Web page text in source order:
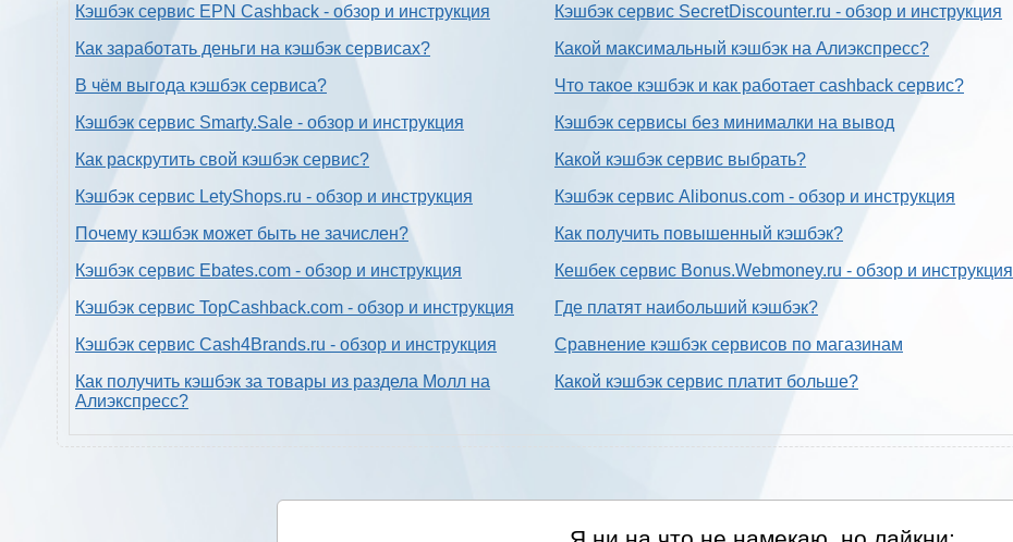
Кэшбэк сервис EPN Cashback - обзор и инструкция
Как заработать деньги на кэшбэк сервисах?
В чём выгода кэшбэк сервиса?
Кэшбэк сервис Smarty.Sale - обзор и инструкция
Как раскрутить свой кэшбэк сервис?
Кэшбэк сервис LetyShops.ru - обзор и инструкция
Почему кэшбэк может быть не зачислен?
Кэшбэк сервис Ebates.com - обзор и инструкция
Кэшбэк сервис TopCashback.com - обзор и инструкция
Кэшбэк сервис Cash4Brands.ru - обзор и инструкция
Как получить кэшбэк за товары из раздела Молл на
Алиэкспресс?
Кэшбэк сервис SecretDiscounter.ru - обзор и инструкция
Какой максимальный кэшбэк на Алиэкспресс?
Что такое кэшбэк и как работает cashback сервис?
Кэшбэк сервисы без минималки на вывод
Какой кэшбэк сервис выбрать?
Кэшбэк сервис Alibonus.com - обзор и инструкция
Как получить повышенный кэшбэк?
Кешбек сервис Bonus.Webmoney.ru - обзор и инструкция
Где платят наибольший кэшбэк?
Сравнение кэшбэк сервисов по магазинам
Какой кэшбэк сервис платит больше?